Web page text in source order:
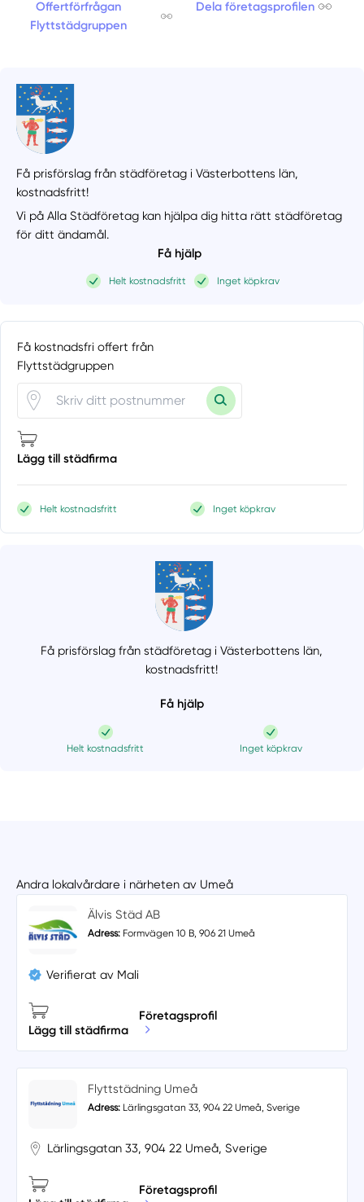
Offertförfrågan
Flyttstädgruppen
Dela företagsprofilen
Få prisförslag från städföretag i Västerbottens län,
kostnadsfritt!
Vi på Alla Städföretag kan hjälpa dig hitta rätt städföretag
för ditt ändamål.
Få hjälp
Helt kostnadsfritt Inget köpkrav
Få kostnadsfri offert från
Flyttstädgruppen
Lägg till städfirma
Helt kostnadsfritt Inget köpkrav
Få prisförslag från städföretag i Västerbottens län,
kostnadsfritt!
Få hjälp
Helt kostnadsfritt Inget köpkrav
Andra lokalvårdare i närheten av Umeå
Älvis Städ AB
Adress: Formvägen 10 B, 906 21 Umeå
Verifierat av Mali
Lägg till städfirma
Företagsprofil
Flyttstädning Umeå
Adress: Lärlingsgatan 33, 904 22 Umeå, Sverige
Lärlingsgatan 33, 904 22 Umeå, Sverige
Företagsprofil